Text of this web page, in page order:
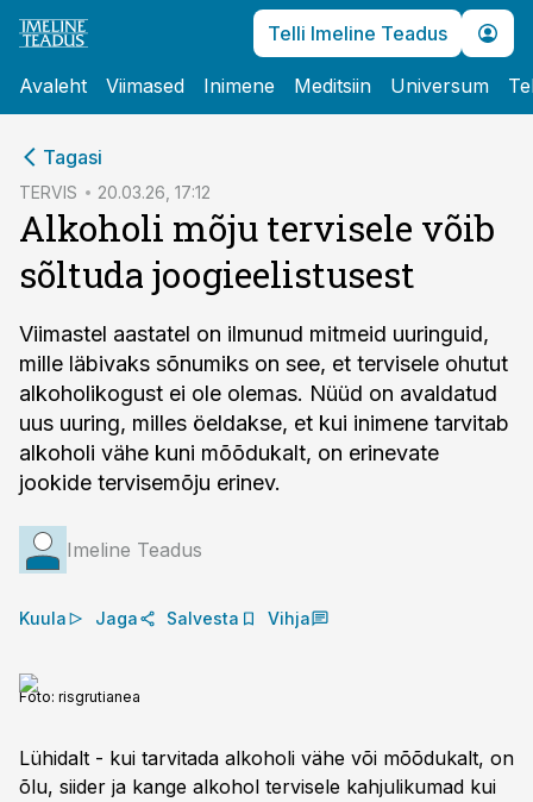
Telli Imeline Teadus
Avaleht Viimased Inimene Meditsiin Universum
Tagasi
TERVIS 20.03.26, 17:12
Alkoholi mõju tervisele võib
sõltuda joogieelistusest
Viimastel aastatel on ilmunud mitmeid uuringuid,
mille läbivaks sõnumiks on see, et tervisele ohutut
alkoholikogust ei ole olemas. Nüüd on avaldatud
uus uuring, milles öeldakse, et kui inimene tarvitab
alkoholi vähe kuni mõõdukalt, on erinevate
jookide tervisemõju erinev.
Imeline Teadus
Kuula Jaga Salvesta Vihja
Foto: risgrutianea
Lühidalt - kui tarvitada alkoholi vähe või mõõdukalt, on
õlu, siider ja kange alkohol tervisele kahjulikumad kui